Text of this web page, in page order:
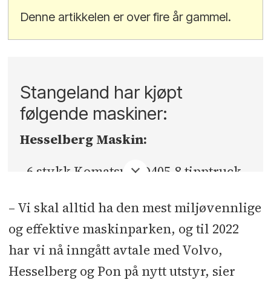
Denne artikkelen er over fire år gammel.
Stangeland har kjøpt
følgende maskiner:
Hesselberg Maskin:
–6 stykk Komatsu HD405-8 tipptruck
Volvo Maskin:
– 2 stykk Volvo EC550
– 2 stykk Volvo EC355
– Vi skal alltid ha den mest miljøvennlige
og effektive maskinparken, og til 2022
har vi nå inngått avtale med Volvo,
Hesselberg og Pon på nytt utstyr, sier